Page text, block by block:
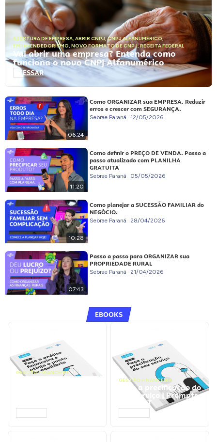
ABERTURA DE EMPRESA, ABRIR CNPJ,CNPJ ALFANUMÉRICO,
EMPREENDEDORISMO, NOVO FORMATO DE CNPJ,RECEITA FEDERAL
Vai abrir uma empresa? Entenda como
funciona o novo CNPJ Alfanumérico
ACESSAR
06:24
Como ORGANIZAR sua EMPRESA. Reduzir
erros e crescer com SEGURANÇA.
Sebrae Paraná 12/05/2026
11:20
Como definir o PREÇO DE VENDA. Passo a
passo atualizado com PLANILHA
GRATUITA
Sebrae Paraná 05/05/2026
10:28
Como planejar a SUCESSÃO FAMILIAR do
NEGÓCIO.
Sebrae Paraná 28/04/2026
07:43
Passo a passo para ORGANIZAR sua
PROPRIEDADE RURAL
Sebrae Paraná 21/04/2026
EBOOKS
GESTÃO FINANCEIRA
GESTÃO FINANCEIRA
Faça a precificação do
seu serviço | Prompts
ChatGPT